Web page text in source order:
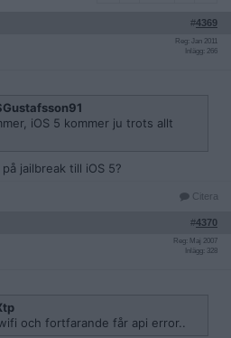
#4369
Reg: Jan 2011
Inlägg: 266
iOS 5 kommer ju trots allt
jailbreak till iOS 5?
Citera
#4370
Reg: Maj 2007
Inlägg: 328
och fortfarande får api error..